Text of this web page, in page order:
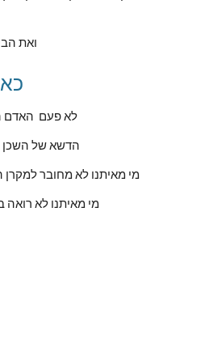
ואת
לא פעם  האדם
"הדשא של השכן
מי מאיתנו לא מחובר למקרן
מי מאיתנו לא